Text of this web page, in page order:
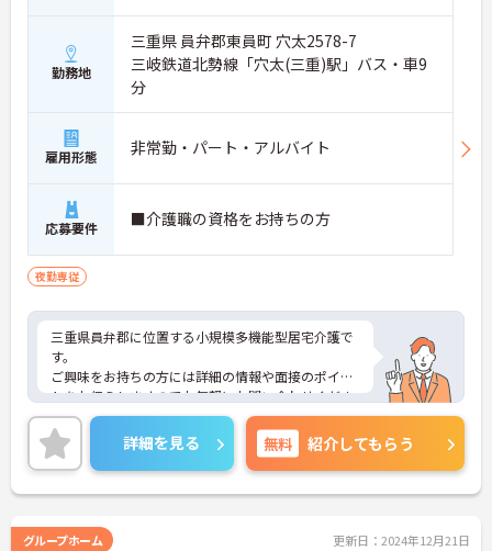
勤務地
三重県 員弁郡東員町 穴太2578-7
三岐鉄道北勢線「穴太(三重)駅」バス・車9
分
雇用形態 非常勤・パート・アルバイト
応募要件 ■介護職の資格をお持ちの方
夜勤専従
三重県員弁郡に位置する小規模多機能型居宅介護で
す。
ご興味をお持ちの方には詳細の情報や面接のポイン
トをお伝えしますのでお気軽にお問い合わせくださ
いませ。
詳細を見る 無料 紹介してもらう
グループホーム 更新日：2024年12月21日